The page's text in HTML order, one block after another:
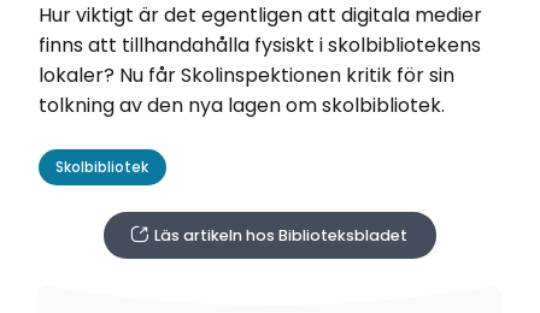
Hur viktigt är det egentligen att digitala medier
finns att tillhandahålla fysiskt i skolbibliotekens
lokaler? Nu får Skolinspektionen kritik för sin
tolkning av den nya lagen om skolbibliotek.
Skolbibliotek
Läs artikeln hos Biblioteksbladet